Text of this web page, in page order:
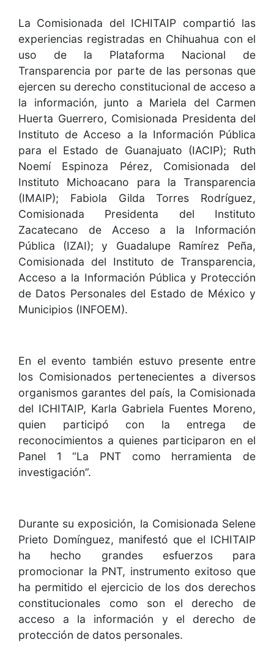
La Comisionada del ICHITAIP compartió las
experiencias registradas en Chihuahua con el
uso de la Plataforma Nacional de
Transparencia por parte de las personas que
ejercen su derecho constitucional de acceso a
la información, junto a Mariela del Carmen
Huerta Guerrero, Comisionada Presidenta del
Instituto de Acceso a la Información Pública
para el Estado de Guanajuato (IACIP); Ruth
Noemí Espinoza Pérez, Comisionada del
Instituto Michoacano para la Transparencia
(IMAIP); Fabiola Gilda Torres Rodríguez,
Comisionada Presidenta del Instituto
Zacatecano de Acceso a la Información
Pública (IZAI); y Guadalupe Ramírez Peña,
Comisionada del Instituto de Transparencia,
Acceso a la Información Pública y Protección
de Datos Personales del Estado de México y
Municipios (INFOEM).
En el evento también estuvo presente entre
los Comisionados pertenecientes a diversos
organismos garantes del país, la Comisionada
del ICHITAIP, Karla Gabriela Fuentes Moreno,
quien participó con la entrega de
reconocimientos a quienes participaron en el
Panel 1 “La PNT como herramienta de
investigación”.
Durante su exposición, la Comisionada Selene
Prieto Domínguez, manifestó que el ICHITAIP
ha hecho grandes esfuerzos para
promocionar la PNT, instrumento exitoso que
ha permitido el ejercicio de los dos derechos
constitucionales como son el derecho de
acceso a la información y el derecho de
protección de datos personales.